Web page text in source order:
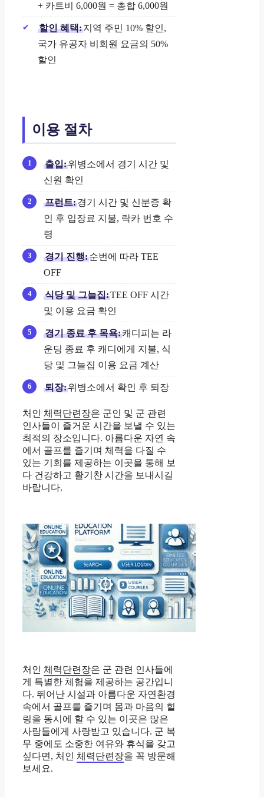
+ 카트비 6,000원 = 총합 6,000원
할인 혜택:지역 주민 10% 할인,
국가 유공자 비회원 요금의 50%
할인
이용 절차
출입:위병소에서 경기 시간 및
신원 확인
프런트:경기 시간 및 신분증 확
인 후 입장료 지불, 락카 번호 수
령
경기 진행:순번에 따라 TEE
OFF
식당 및 그늘집:TEE OFF 시간
및 이용 요금 확인
경기 종료 후 목욕:캐디피는 라
운딩 종료 후 캐디에게 지불, 식
당 및 그늘집 이용 요금 계산
퇴장:위병소에서 확인 후 퇴장
처인 체력단련장은 군인 및 군 관련
인사들이 즐거운 시간을 보낼 수 있는
최적의 장소입니다. 아름다운 자연 속
에서 골프를 즐기며 체력을 다질 수
있는 기회를 제공하는 이곳을 통해 보
다 건강하고 활기찬 시간을 보내시길
바랍니다.
처인 체력단련장은 군 관련 인사들에
게 특별한 체험을 제공하는 공간입니
다. 뛰어난 시설과 아름다운 자연환경
속에서 골프를 즐기며 몸과 마음의 힐
링을 동시에 할 수 있는 이곳은 많은
사람들에게 사랑받고 있습니다. 군 복
무 중에도 소중한 여유와 휴식을 갖고
싶다면, 처인 체력단련장을 꼭 방문해
보세요.